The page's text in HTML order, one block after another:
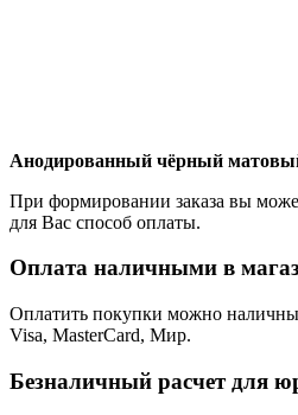
Анодированный чёрный
При формировании заказа вы
для Вас способ оплаты.
Оплата наличными в
Оплатить покупки можно
Visa, MasterCard, Мир.
Безналичный расчет для